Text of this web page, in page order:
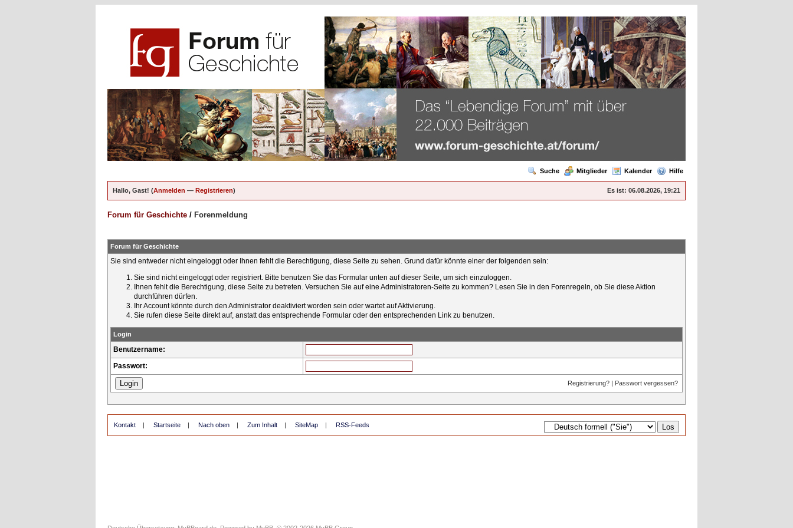
Suche Mitglieder Kalender Hilfe
Es ist: 06.08.2026, 19:21
Hallo, Gast! (Anmelden — Registrieren)
Forum für Geschichte / Forenmeldung
Forum für Geschichte
Sie sind entweder nicht eingeloggt oder Ihnen fehlt die Berechtigung, diese Seite zu sehen. Grund dafür könnte einer der folgenden sein:
Sie sind nicht eingeloggt oder registriert. Bitte benutzen Sie das Formular unten auf dieser Seite, um sich einzuloggen.
Ihnen fehlt die Berechtigung, diese Seite zu betreten. Versuchen Sie auf eine Administratoren-Seite zu kommen? Lesen Sie in den Forenregeln, ob Sie diese Aktion
durchführen dürfen.
Ihr Account könnte durch den Administrator deaktiviert worden sein oder wartet auf Aktivierung.
Sie rufen diese Seite direkt auf, anstatt das entsprechende Formular oder den entsprechenden Link zu benutzen.
Login
Benutzername:
Passwort:
Registrierung? | Passwort vergessen?
Kontakt | Startseite | Nach oben | Zum Inhalt | SiteMap | RSS-Feeds